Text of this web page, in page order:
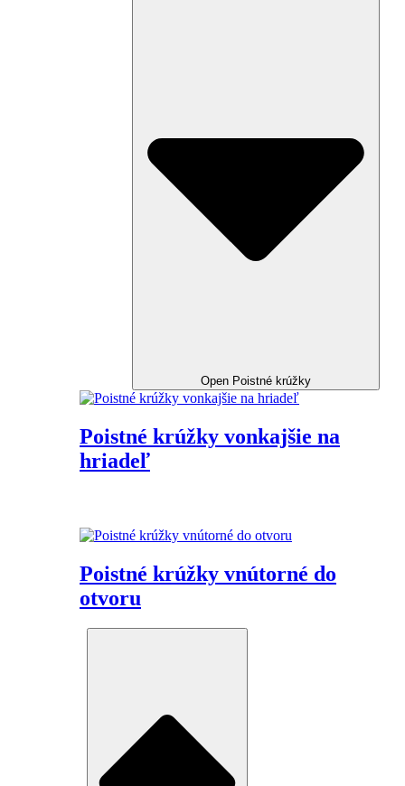
Open Poistné krúžky
Poistné krúžky vonkajšie na
hriadeľ
Poistné krúžky vnútorné do
otvoru